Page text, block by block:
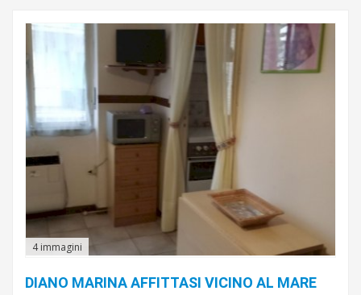
€
A
€
Sottocategoria
/
affitto
Zona
4 immagini
DIANO MARINA AFFITTASI VICINO AL MARE